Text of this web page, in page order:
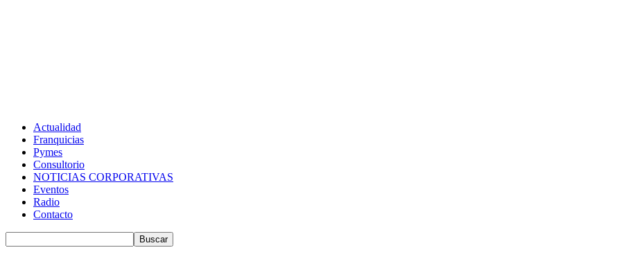
Actualidad
Franquicias
Pymes
Consultorio
NOTICIAS CORPORATIVAS
Eventos
Radio
Contacto